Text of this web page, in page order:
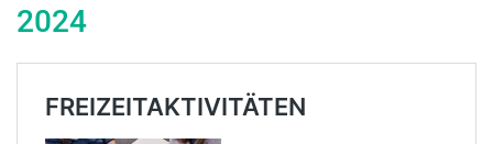
2024